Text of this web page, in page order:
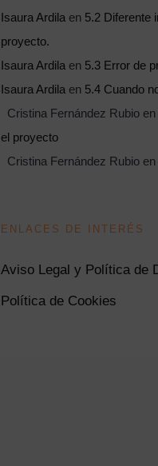
Isaura Ardila en 5.2 Diferente
proyecto.
Isaura Ardila en 5.3 Error de
Isaura Ardila en 5.4 Cuando
Cristina Fernández Rubio en
el proyecto
Cristina Fernández Rubio en
ENLACES DE INTERÉS
Aviso Legal y Política de
Política de Cookies